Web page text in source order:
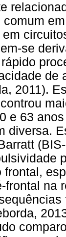
se
de
2011).
e 63
diversa.
frontal,
frontal na